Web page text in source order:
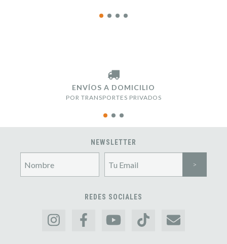
ENVÍOS A DOMICILIO
POR TRANSPORTES PRIVADOS
NEWSLETTER
REDES SOCIALES